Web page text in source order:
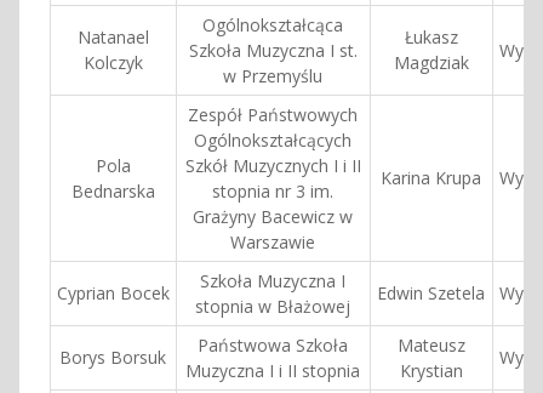
Natanael
Kolczyk
Ogólnokształcąca
Szkoła Muzyczna I st.
w Przemyślu
Łukasz
Magdziak
Pola
Bednarska
Zespół Państwowych
Ogólnokształcących
Szkół Muzycznych I i II
stopnia nr 3 im.
Grażyny Bacewicz w
Warszawie
Karina Krupa
Cyprian Bocek
Szkoła Muzyczna I
stopnia w Błażowej
Edwin Szetela
Borys Borsuk
Państwowa Szkoła
Muzyczna I i II stopnia
Mateusz
Krystian